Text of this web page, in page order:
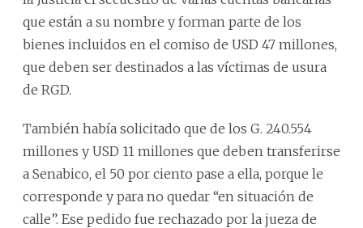
que están a su nombre y forman parte de los
bienes incluidos en el comiso de USD 47 millones,
que deben ser destinados a las víctimas de usura
de RGD.
También había solicitado que de los G. 240.554
millones y USD 11 millones que deben transferirse
a Senabico, el 50 por ciento pase a ella, porque le
corresponde y para no quedar “en situación de
calle”. Ese pedido fue rechazado por la jueza de